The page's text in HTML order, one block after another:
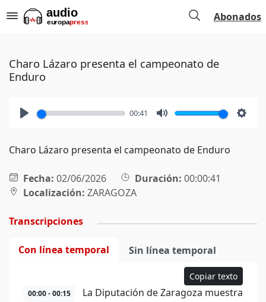
Abonados
Charo Lázaro presenta el campeonato de
Enduro
00:41
Charo Lázaro presenta el campeonato de Enduro
Fecha: 02/06/2026 Duración: 00:00:41
Localización: ZARAGOZA
Transcripciones
Con línea temporal Sin línea temporal
Copiar texto
00:00 - 00:15
La Diputación de Zaragoza muestra